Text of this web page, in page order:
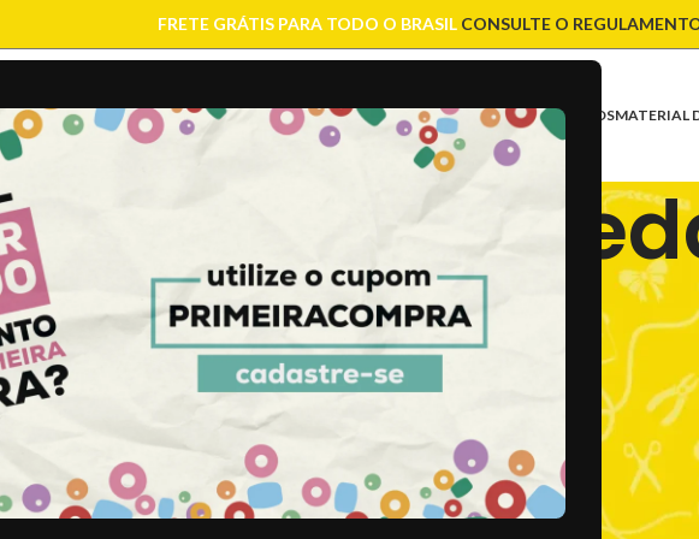
FRETE GRÁTIS PARA TODO O BRASIL CONSULTE O
ARTESANATOBASESCONTAS CORRENTESENTREMEIOSFIOS E CORDÕES FECHOSMATERIAL
Meia de
Início